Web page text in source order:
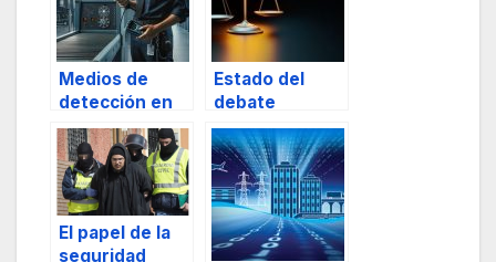
Medios de
detección en
seguridad
privada
Estado del
debate
Seguridad
versus
Libertad en la
antesala del
primer cuarto
de Siglo XXI
El papel de la
seguridad